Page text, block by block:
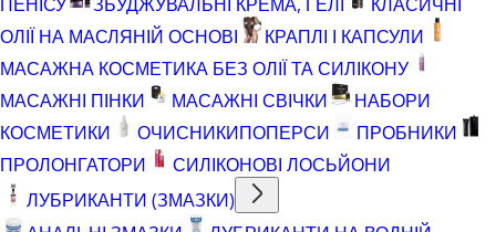
ОЛІЇ НА МАСЛЯНІЙ ОСНОВІ
КРАПЛІ І КАПСУЛИ
МАСАЖНА КОСМЕТИКА БЕЗ ОЛІЇ ТА СИЛІКОНУ
МАСАЖНІ ПІНКИ
МАСАЖНІ СВІЧКИ
НАБОРИ
КОСМЕТИКИ
ОЧИСНИКИПОПЕРСИ
ПРОБНИКИ
ПРОЛОНГАТОРИ
СИЛІКОНОВІ ЛОСЬЙОНИ
ЛУБРИКАНТИ (ЗМАЗКИ)